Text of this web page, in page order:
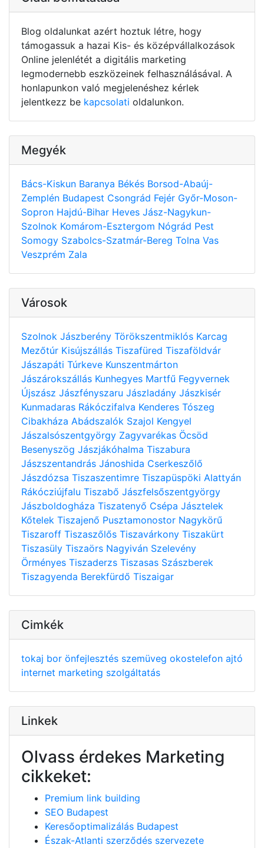
Blog oldalunkat azért hoztuk létre, hogy
támogassuk a hazai Kis- és középvállalkozások
Online jelenlétét a digitális marketing
legmodernebb eszközeinek felhasználásával. A
honlapunkon való megjelenéshez kérlek
jelentkezz be kapcsolati oldalunkon.
Megyék
Bács-Kiskun Baranya Békés Borsod-Abaúj-
Zemplén Budapest Csongrád Fejér Győr-Moson-
Sopron Hajdú-Bihar Heves Jász-Nagykun-
Szolnok Komárom-Esztergom Nógrád Pest
Somogy Szabolcs-Szatmár-Bereg Tolna Vas
Veszprém Zala
Városok
Szolnok Jászberény Törökszentmiklós Karcag
Mezőtúr Kisújszállás Tiszafüred Tiszaföldvár
Jászapáti Túrkeve Kunszentmárton
Jászárokszállás Kunhegyes Martfű Fegyvernek
Újszász Jászfényszaru Jászladány Jászkisér
Kunmadaras Rákóczifalva Kenderes Tószeg
Cibakháza Abádszalók Szajol Kengyel
Jászalsószentgyörgy Zagyvarékas Öcsöd
Besenyszög Jászjákóhalma Tiszabura
Jászszentandrás Jánoshida Cserkeszőlő
Jászdózsa Tiszaszentimre Tiszapüspöki Alattyán
Rákócziújfalu Tiszabő Jászfelsőszentgyörgy
Jászboldogháza Tiszatenyő Csépa Jásztelek
Kőtelek Tiszajenő Pusztamonostor Nagykörű
Tiszaroff Tiszaszőlős Tiszavárkony Tiszakürt
Tiszasüly Tiszaörs Nagyiván Szelevény
Örményes Tiszaderzs Tiszasas Szászberek
Tiszagyenda Berekfürdő Tiszaigar
Cimkék
tokaj bor önfejlesztés szemüveg okostelefon ajtó
internet marketing szolgáltatás
Linkek
Olvass érdekes Marketing
cikkeket:
Premium link building
SEO Budapest
Keresőoptimalizálás Budapest
Észak-Atlanti szerződés szervezete